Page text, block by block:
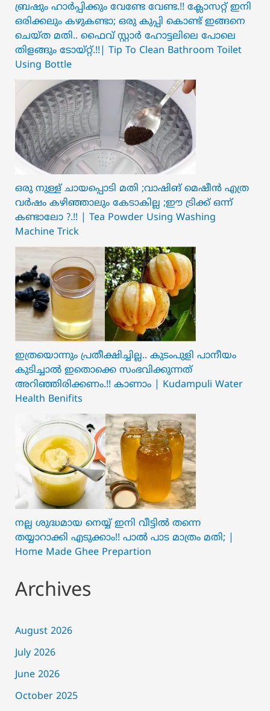
ബ്രഷും ഹാർപ്പിക്കും വേണ്ടേ വേണ്ട.!! ക്ലോസറ്റ് ഇനി
ഒരിക്കലും കഴുകണ്ടാ; ഒരു കുപ്പി കൊണ്ട് ഇങ്ങനെ
ചെയ്ത മതി.. ഫൈവ് സ്റ്റാർ ഹോട്ടലിലെ പോലെ
തിളങ്ങും ടോയ്റ്റ്.!!| Tip To Clean Bathroom Toilet
Using Bottle
ഒരു നുള്ള് ചായപ്പൊടി മതി ;വാഷിങ് മെഷീൻ എത്ര
വർഷം കഴിഞ്ഞാലും കേടാകില്ല ;ഈ ട്രിക്ക് ഒന്ന്
കണ്ടാലോ ?.!! | Tea Powder Using Washing
Machine Trick
ഇത്രയൊന്നും പ്രതീക്ഷിച്ചില്ല.. ക‍ു‌ടംപുളി പാനീയം
കുടിച്ചാൽ ഇതൊക്കെ സംഭവിക്കുന്നത്
അറിഞ്ഞിരിക്കണം.!! കാണാം | Kudampuli Water
Health Benifits
നല്ല ശുദ്ധമായ നെയ്യ് ഇനി വീട്ടിൽ തന്നെ
തയ്യാറാക്കി എടുക്കാം!! പാൽ പാട മാത്രം മതി; |
Home Made Ghee Prepartion
Archives
August 2026
July 2026
June 2026
October 2025